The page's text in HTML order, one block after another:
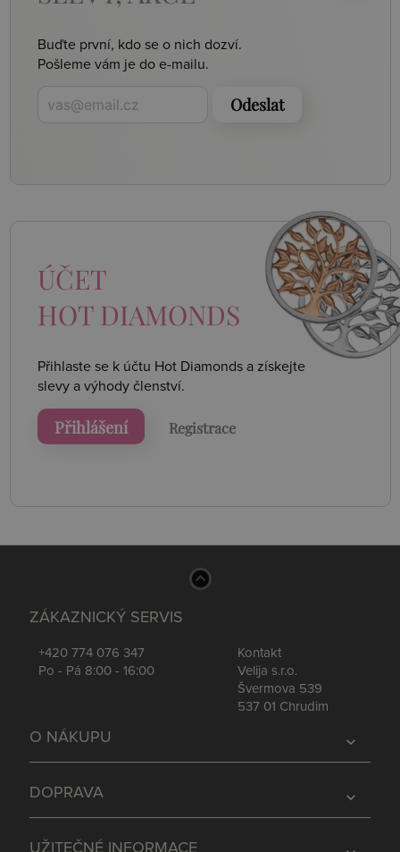
Buďte první, kdo se o nich dozví.
Pošleme vám je do e-mailu.
Odeslat
ÚČET
HOT DIAMONDS
Přihlaste se k účtu Hot Diamonds a získejte
slevy a výhody členství.
Přihlášení Registrace
ZÁKAZNICKÝ SERVIS
+420 774 076 347
Po - Pá 8:00 - 16:00
Kontakt
Velija s.r.o.
Švermova 539
537 01 Chrudim
expand_more
O NÁKUPU
expand_more
DOPRAVA
UŽITEČNÉ INFORMACE